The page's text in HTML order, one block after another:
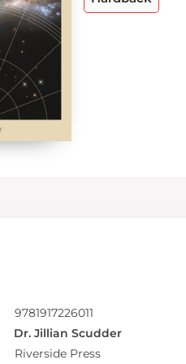
9781917226011
Dr. Jillian Scudder
Riverside Press